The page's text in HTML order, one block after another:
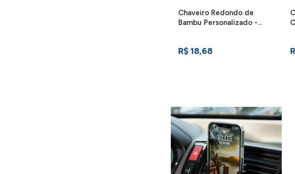
Chaveiro Redondo de
Bambu Personalizado -
R$ 18,68